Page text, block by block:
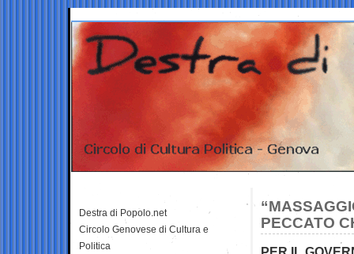
PECCATO
Destra di Popolo.net
Circolo Genovese di Cultura e
Politica